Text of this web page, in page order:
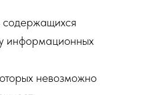
информационных
невозможно